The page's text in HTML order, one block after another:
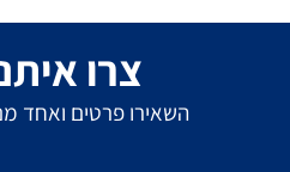
צרו
השאירו פרטים ואחד